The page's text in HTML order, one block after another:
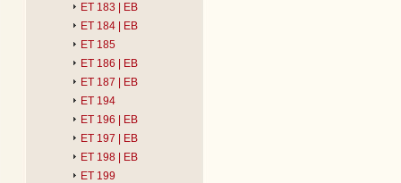
ET 183 | EB
ET 184 | EB
ET 185
ET 186 | EB
ET 187 | EB
ET 194
ET 196 | EB
ET 197 | EB
ET 198 | EB
ET 199